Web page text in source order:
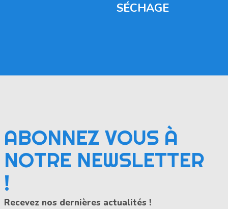
SÉCHAGE
ABONNEZ VOUS À
NOTRE NEWSLETTER
!
Recevez nos dernières actualités !